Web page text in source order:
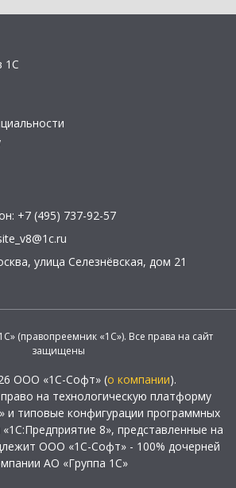
1С
+7 (495) 737-92-57
, улица Селезнёвская, дом 21
(правопреемник «1С»). Все права на сайт
защищены
ООО «1С-Софт» (о компании).
на технологическую платформу
и типовые конфигурации программных
8», представленные на
ООО «1С-Софт» - 100% дочерней
АО «Группа 1С»